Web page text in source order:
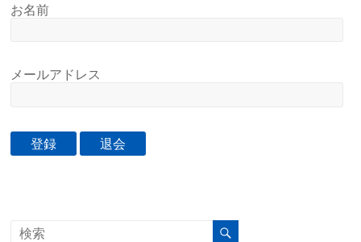
お名前
メールアドレス